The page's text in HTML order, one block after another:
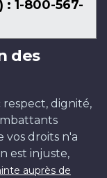
1-800-567-
des
dignité,
vos droits n'a
est injuste,
auprès de